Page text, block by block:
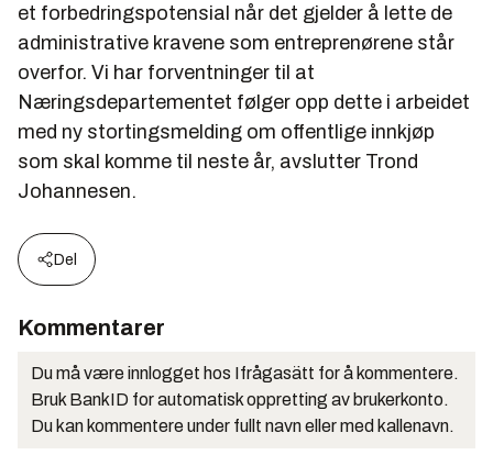
et forbedringspotensial når det gjelder å lette de
administrative kravene som entreprenørene står
overfor. Vi har forventninger til at
Næringsdepartementet følger opp dette i arbeidet
med ny stortingsmelding om offentlige innkjøp
som skal komme til neste år, avslutter Trond
Johannesen.
Del
Kommentarer
Du må være innlogget hos Ifrågasätt for å kommentere.
Bruk BankID for automatisk oppretting av brukerkonto.
Du kan kommentere under fullt navn eller med kallenavn.